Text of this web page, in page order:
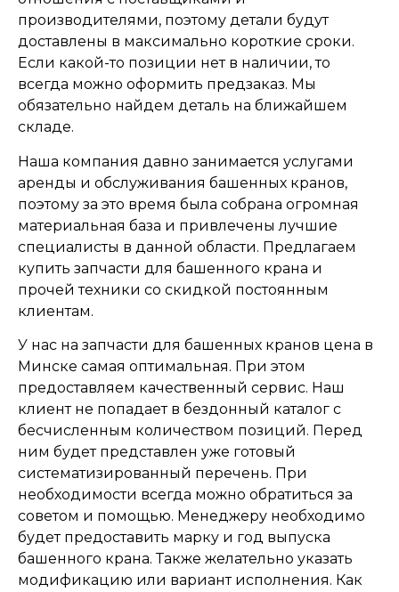
производителями, поэтому детали будут
доставлены в максимально короткие сроки.
Если какой-то позиции нет в наличии, то
всегда можно оформить предзаказ. Мы
обязательно найдем деталь на ближайшем
складе.
Наша компания давно занимается услугами
аренды и обслуживания башенных кранов,
поэтому за это время была собрана огромная
материальная база и привлечены лучшие
специалисты в данной области. Предлагаем
купить запчасти для башенного крана и
прочей техники со скидкой постоянным
клиентам.
У нас на запчасти для башенных кранов цена в
Минске самая оптимальная. При этом
предоставляем качественный сервис. Наш
клиент не попадает в бездонный каталог с
бесчисленным количеством позиций. Перед
ним будет представлен уже готовый
систематизированный перечень. При
необходимости всегда можно обратиться за
советом и помощью. Менеджеру необходимо
будет предоставить марку и год выпуска
башенного крана. Также желательно указать
модификацию или вариант исполнения. Как